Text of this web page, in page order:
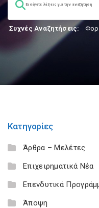
Συχνές Αναζητήσεις:
Κατηγορίες
Άρθρα – Μελέτες
Επιχειρηματικά Νέα
Επενδυτικά
Άποψη